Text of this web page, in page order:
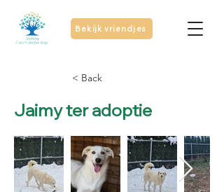
Bekijk vriendjes
< Back
Jaimy ter adoptie